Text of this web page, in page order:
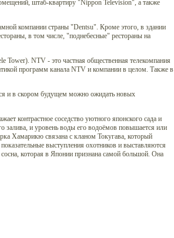
штаб-квартиру "Nippon Television", а также
компании страны "Dentsu". Кроме этого, в здании
в том числе, "поднебесные" рестораны на
NTV - это частная общественная телекомпания
программ канала NTV и компании в целом. Также в
и в скором будущем можно ожидать новых
контрастное соседство уютного японского сада и
залива, и уровень воды его водоёмов повышается или
Хамарикю связана с кланом Токугава, который
выступления охотников и выставляются
которая в Японии признана самой большой. Она